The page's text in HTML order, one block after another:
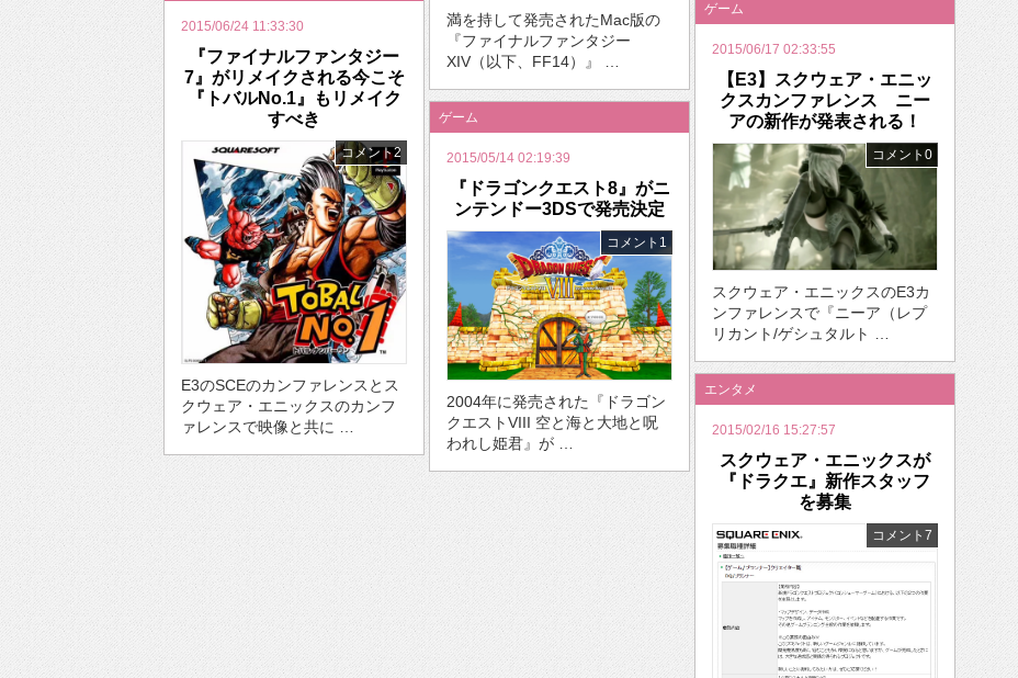
満を持して発売されたMac版の
『ファイナルファンタジー
XIV（以下、FF14）』 …
2015/06/24 11:33:30
『ファイナルファンタジー
7』がリメイクされる今こそ
『トバルNo.1』もリメイク
すべき
コメント2
E3のSCEのカンファレンスとス
クウェア・エニックスのカンフ
ァレンスで映像と共に …
ゲーム
2015/06/17 02:33:55
【E3】スクウェア・エニッ
クスカンファレンス ニー
アの新作が発表される！
コメント0
スクウェア・エニックスのE3カ
ンファレンスで『ニーア（レプ
リカント/ゲシュタルト …
ゲーム
2015/05/14 02:19:39
『ドラゴンクエスト8』がニ
ンテンドー3DSで発売決定
コメント1
2004年に発売された『ドラゴン
クエストVIII 空と海と大地と呪
われし姫君』が …
エンタメ
2015/02/16 15:27:57
スクウェア・エニックスが
『ドラクエ』新作スタッフ
を募集
コメント7